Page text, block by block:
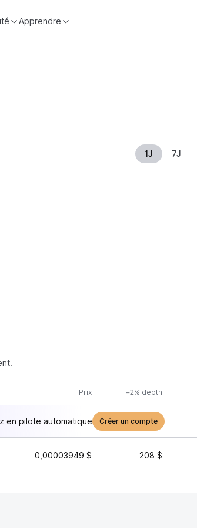
Apprendre
1J 7J
Prix +2% depth
en pilote automatique Créer un compte
0,00003949 $ 208 $